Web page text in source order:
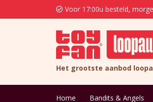
Voor 17:00u besteld,
Het grootste aanbod
Home Bandits & Angels